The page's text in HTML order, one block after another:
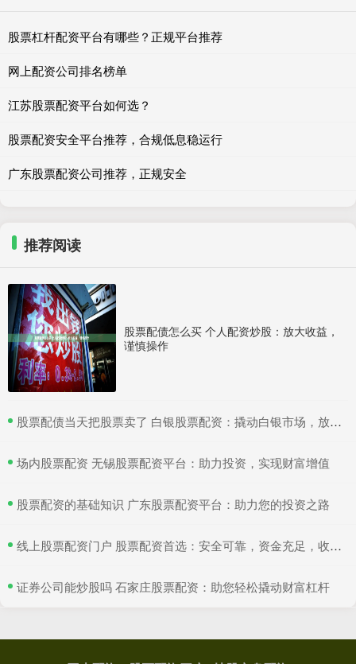
股票杠杆配资平台有哪些？正规平台推荐
网上配资公司排名榜单
江苏股票配资平台如何选？
股票配资安全平台推荐，合规低息稳运行
广东股票配资公司推荐，正规安全
推荐阅读
股票配债怎么买 个人配资炒股：放大收益，
谨慎操作
​股票配债当天把股票卖了 白银股票配资：撬动白银市场，放大收益空间
​场内股票配资 无锡股票配资平台：助力投资，实现财富增值
​股票配资的基础知识 广东股票配资平台：助力您的投资之路
​线上股票配资门户 股票配资首选：安全可靠，资金充足，收益丰厚
​证券公司能炒股吗 石家庄股票配资：助您轻松撬动财富杠杆